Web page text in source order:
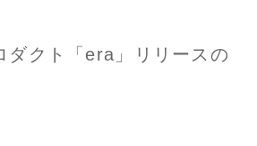
ダクト「era」リリースの